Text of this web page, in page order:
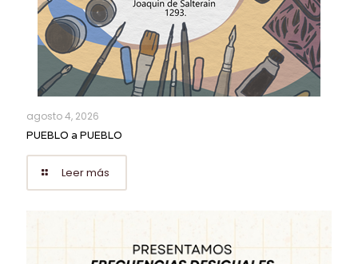
agosto 4, 2026
PUEBLO a PUEBLO
Leer más